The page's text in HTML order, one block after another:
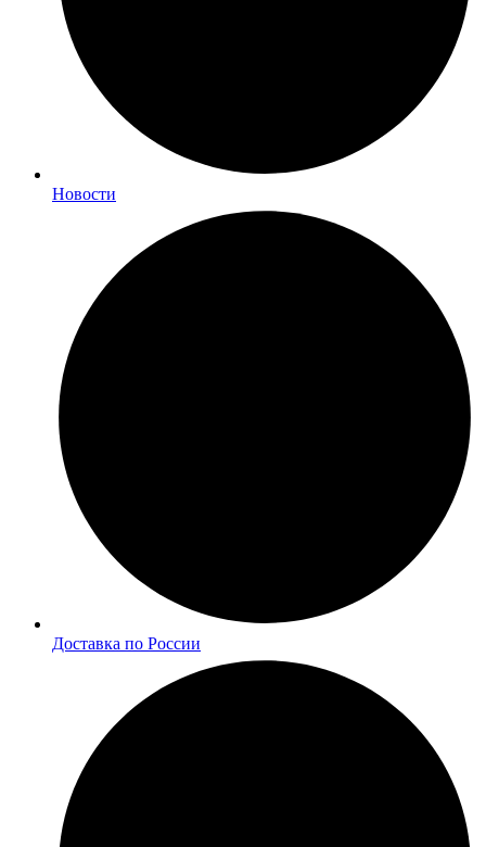
Новости
Доставка по России